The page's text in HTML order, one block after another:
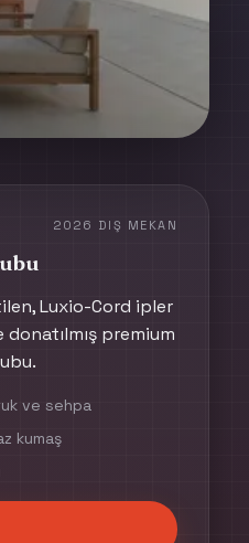
←
2026 DIŞ MEKAN
Luxio-Cord ipler
premium
ve sehpa
kumaş